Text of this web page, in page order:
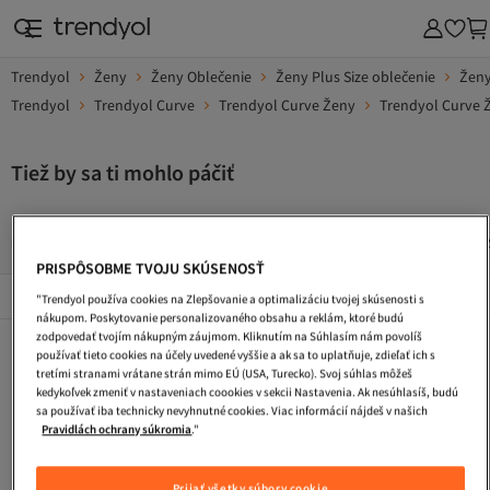
Trendyol Ženy Ženy Oblečenie Ženy Plus Size oblečenie
Trendyol
Trendyol Curve Trendyol Curve Ženy Trendyol Curve
Tiež by sa ti mohlo páčiť
Popularni Značky Zobraziť všetko
Dlhe Vecerne Saty Saty S Flitrami
Kabelka
Pletene Saty
Letne Saty
Kokteilove Saty
Tasky Cez Rameno
Plazova Taska
Zimne Topanky
PRISPÔSOBME TVOJU SKÚSENOSŤ
"Trendyol používa cookies na Zlepšovanie a optimalizáciu tvojej skúsenosti s
nákupom. Poskytovanie personalizovaného obsahu a reklám, ktoré budú
zodpovedať tvojím nákupným záujmom. Kliknutím na Súhlasím nám povolíš
používať tieto cookies na účely uvedené vyššie a ak sa to uplatňuje, zdieľať ich s
tretími stranami vrátane strán mimo EÚ (USA, Turecko). Svoj súhlas môžeš
kedykoľvek zmeniť v nastaveniach coookies v sekcii Nastavenia. Ak nesúhlasíš, budú
sa používať iba technicky nevyhnutné cookies. Viac informácií nájdeš v našich
Pravidlách ochrany súkromia."